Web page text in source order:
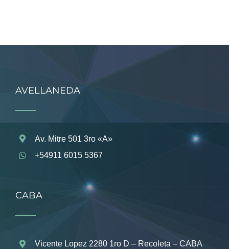
AVELLANEDA
Av. Mitre 501 3ro «A»
+54911 6015 5367
CABA
Vicente Lopez 2280 1ro D – Recoleta – CABA